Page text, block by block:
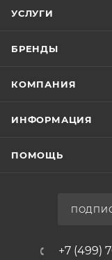
УСЛУГИ
БРЕНДЫ
КОМПАНИЯ
ИНФОРМАЦИЯ
ПОМОЩЬ
+7 (499)